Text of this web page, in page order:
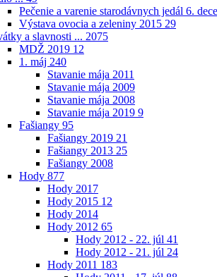
Pečenie a varenie starodávnych jedál 6.
Výstava ovocia a zeleniny 2015 29
a slavnosti ... 2075
MDŽ 2019 12
1. máj 240
Stavanie mája 2011
Stavanie mája 2009
Stavanie mája 2008
Stavanie mája 2019 9
Fašiangy 95
Fašiangy 2019 21
Fašiangy 2013 25
Fašiangy 2008
Hody 877
Hody 2017
Hody 2015 12
Hody 2014
Hody 2012 65
Hody 2012 - 22. júl 41
Hody 2012 - 21. júl 24
Hody 2011 183